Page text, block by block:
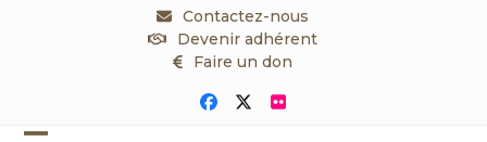
Contactez-nous
Devenir adhérent
Faire un don
Facebook
TwitterFlickr